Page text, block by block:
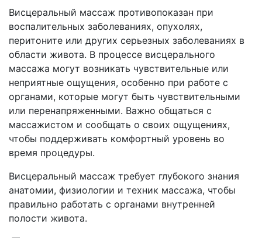
Висцеральный массаж противопоказан при
воспалительных заболеваниях, опухолях,
перитоните или других серьезных заболеваниях в
области живота. В процессе висцерального
массажа могут возникать чувствительные или
неприятные ощущения, особенно при работе с
органами, которые могут быть чувствительными
или перенапряженными. Важно общаться с
массажистом и сообщать о своих ощущениях,
чтобы поддерживать комфортный уровень во
время процедуры.
Висцеральный массаж требует глубокого знания
анатомии, физиологии и техник массажа, чтобы
правильно работать с органами внутренней
полости живота.